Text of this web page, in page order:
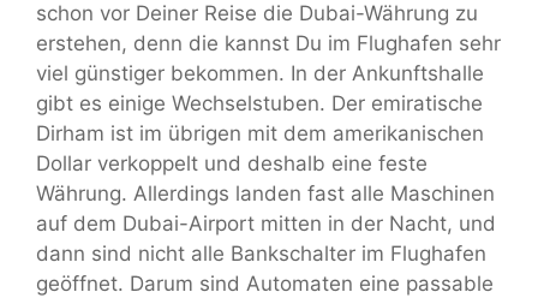
schon vor Deiner Reise die Dubai-Währung zu
erstehen, denn die kannst Du im Flughafen sehr
viel günstiger bekommen. In der Ankunftshalle
gibt es einige Wechselstuben. Der emiratische
Dirham ist im übrigen mit dem amerikanischen
Dollar verkoppelt und deshalb eine feste
Währung. Allerdings landen fast alle Maschinen
auf dem Dubai-Airport mitten in der Nacht, und
dann sind nicht alle Bankschalter im Flughafen
geöffnet. Darum sind Automaten eine passable